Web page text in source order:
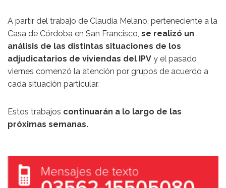
A partir del trabajo de Claudia Melano, perteneciente a la
Casa de Córdoba en San Francisco, se realizó un
análisis de las distintas situaciones de los
adjudicatarios de viviendas del IPV y el pasado
viernes comenzó la atención por grupos de acuerdo a
cada situación particular.
Estos trabajos continuarán a lo largo de las
próximas semanas.